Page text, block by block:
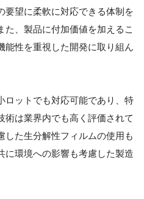
要望に柔軟に対応できる体制を
、製品に付加価値を加えるこ
能性を重視した開発に取り組ん
ロットでも対応可能であり、特
術は業界内でも高く評価されて
した生分解性フィルムの使用も
に環境への影響も考慮した製造